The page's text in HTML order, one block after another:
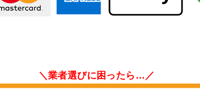
＼業者選びに困ったら…／